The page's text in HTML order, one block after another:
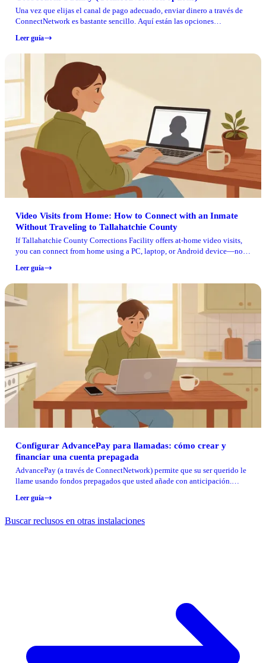
Una vez que elijas el canal de pago adecuado, enviar dinero a través de
ConnectNetwork es bastante sencillo. Aquí están las opciones
Facility, junto con lo que pueden esperar sobre los tiempos de registro.
Leer guía
Video Visits from Home: How to Connect with an Inmate
Without Traveling to Tallahatchie County
If Tallahatchie County Corrections Facility offers at-home video visits,
you can connect from home using a PC, laptop, or Android device—no
Leer guía
Configurar AdvancePay para llamadas: cómo crear y
financiar una cuenta prepagada
AdvancePay (a través de ConnectNetwork) permite que su ser querido le
llame usando fondos prepagados que usted añade con anticipación.
sorpresivos.
Leer guía
Buscar reclusos en otras instalaciones